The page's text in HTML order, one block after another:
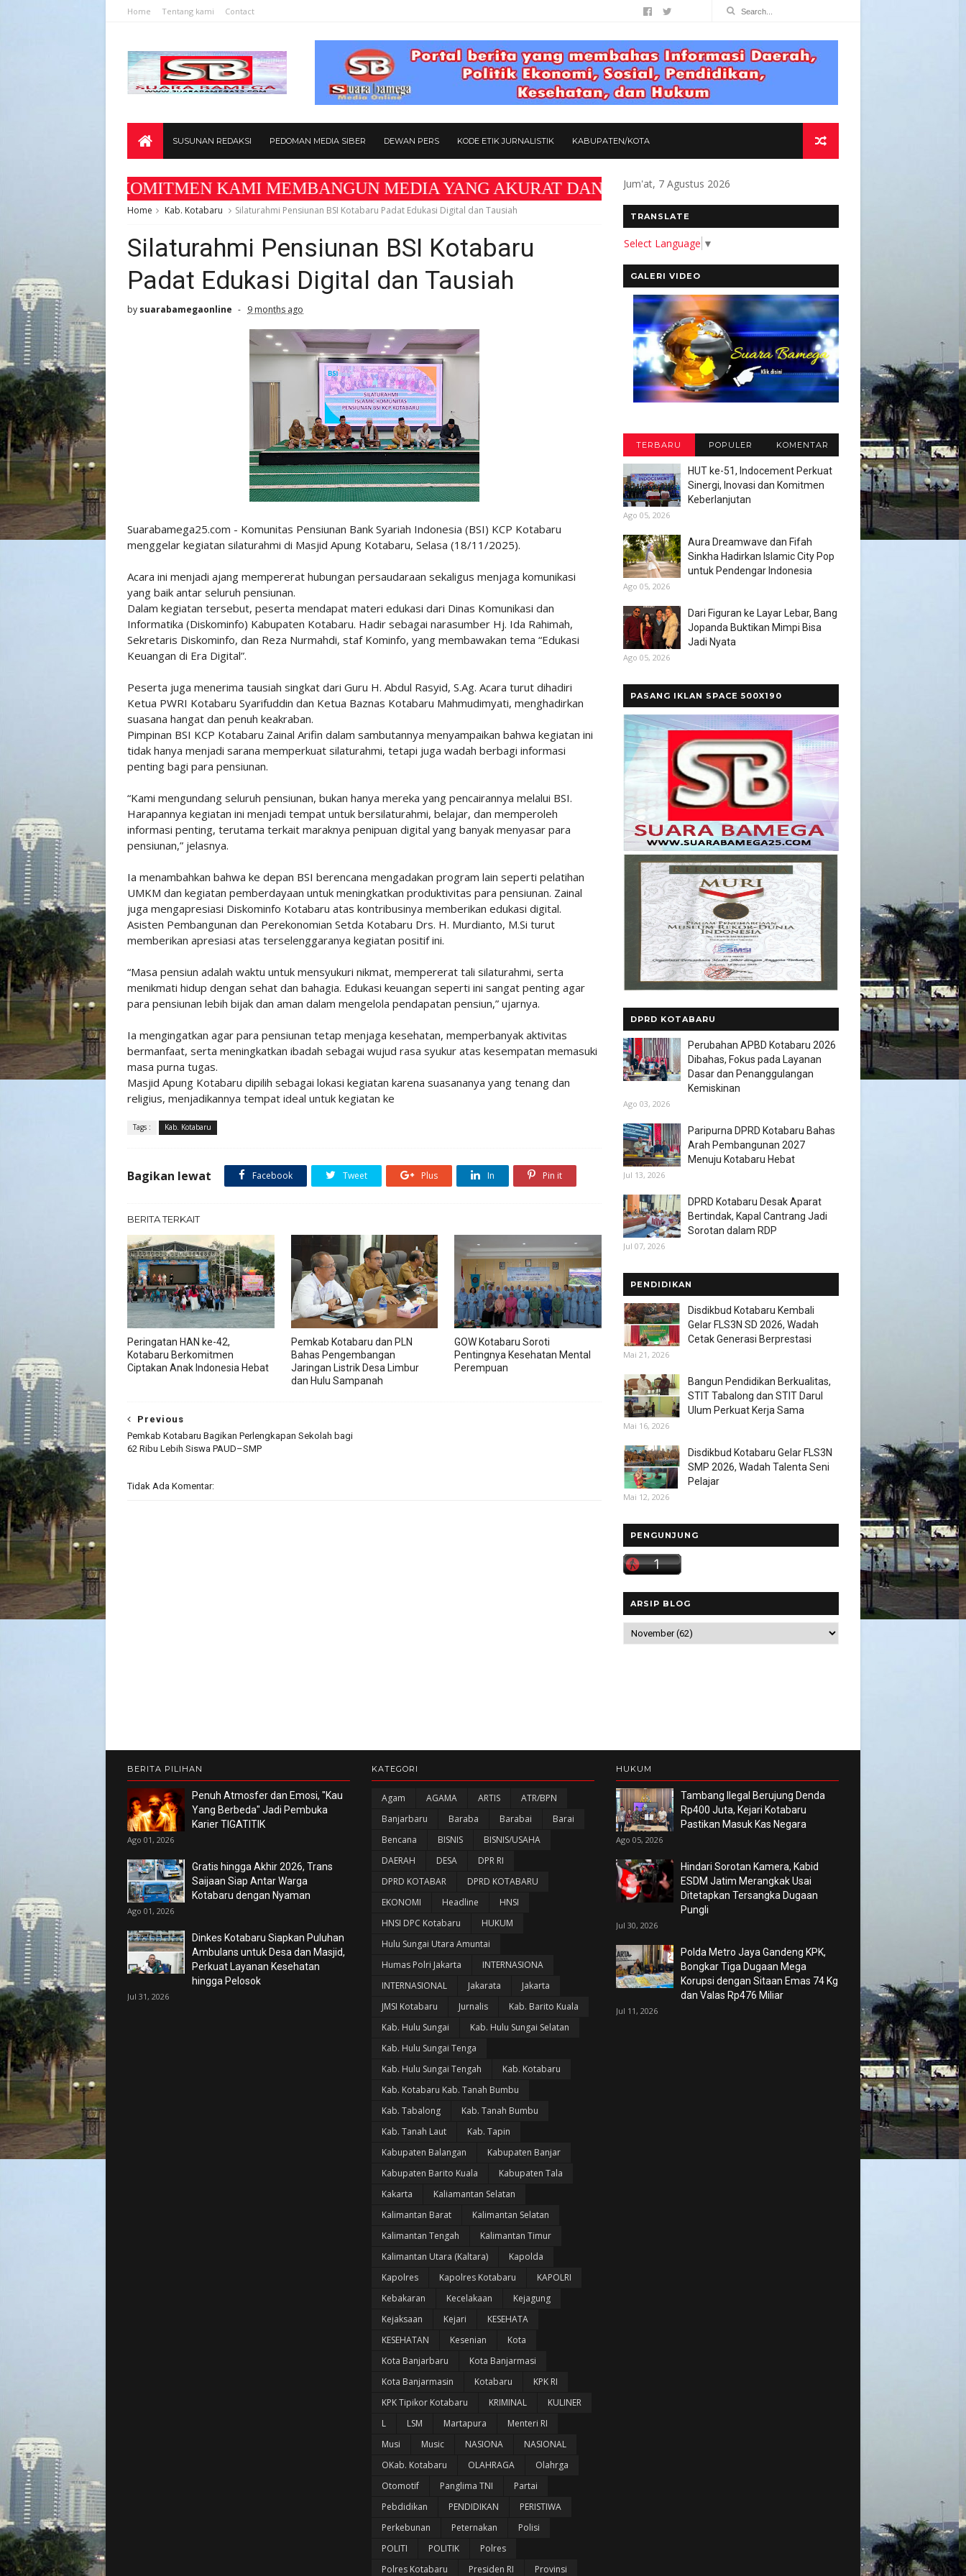
Home Tentang kami Contact
SUSUNAN REDAKSI PEDOMAN MEDIA SIBER DEWAN PERS KODE ETIK JURNALISTIK KABUPATEN/KOTA
" KOMITMEN KAMI MEMBANGUN MEDIA YANG AKURAT DAN BERMANFAAT BAGI MASYARAKAT " Alamat
Home Kab. Kotabaru Silaturahmi Pensiunan BSI Kotabaru Padat Edukasi Digital dan Tausiah
Silaturahmi Pensiunan BSI Kotabaru
Padat Edukasi Digital dan Tausiah
by suarabamegaonline 9 months ago
Suarabamega25.com - Komunitas Pensiunan Bank Syariah Indonesia (BSI) KCP Kotabaru
menggelar kegiatan silaturahmi di Masjid Apung Kotabaru, Selasa (18/11/2025).
Acara ini menjadi ajang mempererat hubungan persaudaraan sekaligus menjaga komunikasi
yang baik antar seluruh pensiunan.
Dalam kegiatan tersebut, peserta mendapat materi edukasi dari Dinas Komunikasi dan
Informatika (Diskominfo) Kabupaten Kotabaru. Hadir sebagai narasumber Hj. Ida Rahimah,
Sekretaris Diskominfo, dan Reza Nurmahdi, staf Kominfo, yang membawakan tema “Edukasi
Keuangan di Era Digital”.
Peserta juga menerima tausiah singkat dari Guru H. Abdul Rasyid, S.Ag. Acara turut dihadiri
Ketua PWRI Kotabaru Syarifuddin dan Ketua Baznas Kotabaru Mahmudimyati, menghadirkan
suasana hangat dan penuh keakraban.
Pimpinan BSI KCP Kotabaru Zainal Arifin dalam sambutannya menyampaikan bahwa kegiatan ini
tidak hanya menjadi sarana memperkuat silaturahmi, tetapi juga wadah berbagi informasi
penting bagi para pensiunan.
“Kami mengundang seluruh pensiunan, bukan hanya mereka yang pencairannya melalui BSI.
Harapannya kegiatan ini menjadi tempat untuk bersilaturahmi, belajar, dan memperoleh
informasi penting, terutama terkait maraknya penipuan digital yang banyak menyasar para
pensiunan,” jelasnya.
Ia menambahkan bahwa ke depan BSI berencana mengadakan program lain seperti pelatihan
UMKM dan kegiatan pemberdayaan untuk meningkatkan produktivitas para pensiunan. Zainal
juga mengapresiasi Diskominfo Kotabaru atas kontribusinya memberikan edukasi digital.
Asisten Pembangunan dan Perekonomian Setda Kotabaru Drs. H. Murdianto, M.Si turut
memberikan apresiasi atas terselenggaranya kegiatan positif ini.
“Masa pensiun adalah waktu untuk mensyukuri nikmat, mempererat tali silaturahmi, serta
menikmati hidup dengan sehat dan bahagia. Edukasi keuangan seperti ini sangat penting agar
para pensiunan lebih bijak dan aman dalam mengelola pendapatan pensiun,” ujarnya.
Ia mengingatkan agar para pensiunan tetap menjaga kesehatan, memperbanyak aktivitas
bermanfaat, serta meningkatkan ibadah sebagai wujud rasa syukur atas kesempatan memasuki
masa purna tugas.
Masjid Apung Kotabaru dipilih sebagai lokasi kegiatan karena suasananya yang tenang dan
religius, menjadikannya tempat ideal untuk kegiatan ke
Tags : Kab. Kotabaru
Bagikan lewat Facebook Tweet Plus In Pin it
BERITA TERKAIT
Peringatan HAN ke-42,
Kotabaru Berkomitmen
Ciptakan Anak Indonesia Hebat
Pemkab Kotabaru dan PLN
Bahas Pengembangan
Jaringan Listrik Desa Limbur
dan Hulu Sampanah
GOW Kotabaru Soroti
Pentingnya Kesehatan Mental
Perempuan
Previous
Pemkab Kotabaru Bagikan Perlengkapan Sekolah bagi
62 Ribu Lebih Siswa PAUD–SMP
Tidak Ada Komentar:
Jum'at, 7 Agustus 2026
TRANSLATE
Select Language ▼
GALERI VIDEO
TERBARU POPULER KOMENTAR
HUT ke-51, Indocement Perkuat
Sinergi, Inovasi dan Komitmen
Keberlanjutan
Ago 05, 2026
Aura Dreamwave dan Fifah
Sinkha Hadirkan Islamic City Pop
untuk Pendengar Indonesia
Ago 05, 2026
Dari Figuran ke Layar Lebar, Bang
Jopanda Buktikan Mimpi Bisa
Jadi Nyata
Ago 05, 2026
PASANG IKLAN SPACE 500X190
DPRD KOTABARU
Perubahan APBD Kotabaru 2026
Dibahas, Fokus pada Layanan
Dasar dan Penanggulangan
Kemiskinan
Ago 03, 2026
Paripurna DPRD Kotabaru Bahas
Arah Pembangunan 2027
Menuju Kotabaru Hebat
Jul 13, 2026
DPRD Kotabaru Desak Aparat
Bertindak, Kapal Cantrang Jadi
Sorotan dalam RDP
Jul 07, 2026
PENDIDIKAN
Disdikbud Kotabaru Kembali
Gelar FLS3N SD 2026, Wadah
Cetak Generasi Berprestasi
Mai 21, 2026
Bangun Pendidikan Berkualitas,
STIT Tabalong dan STIT Darul
Ulum Perkuat Kerja Sama
Mai 16, 2026
Disdikbud Kotabaru Gelar FLS3N
SMP 2026, Wadah Talenta Seni
Pelajar
Mai 12, 2026
PENGUNJUNG
ARSIP BLOG
BERITA PILIHAN
Penuh Atmosfer dan Emosi, "Kau
Yang Berbeda" Jadi Pembuka
Karier TIGATITIK
Ago 01, 2026
Gratis hingga Akhir 2026, Trans
Saijaan Siap Antar Warga
Kotabaru dengan Nyaman
Ago 01, 2026
Dinkes Kotabaru Siapkan Puluhan
Ambulans untuk Desa dan Masjid,
Perkuat Layanan Kesehatan
hingga Pelosok
Jul 31, 2026
KATEGORI
Agam AGAMA ARTIS
ATR/BPN
Banjarbaru
Baraba Barabai
Barai
Bencana
BISNIS
BISNIS/USAHA
DAERAH
DESA
DPR RI
DPRD KOTABAR
DPRD KOTABARU
EKONOMI
Headline
HNSI
HNSI DPC Kotabaru
HUKUM
Hulu Sungai Utara Amuntai
Humas Polri Jakarta
INTERNASIONA
INTERNASIONAL
Jakarata
Jakarta
JMSI Kotabaru
Jurnalis
Kab. Barito Kuala
Kab. Hulu Sungai
Kab. Hulu Sungai Selatan
Kab. Hulu Sungai Tenga
Kab. Hulu Sungai Tengah
Kab. Kotabaru
Kab. Kotabaru Kab. Tanah Bumbu
Kab. Tabalong
Kab. Tanah Bumbu
Kab. Tanah Laut
Kab. Tapin
Kabupaten Balangan
Kabupaten Banjar
Kabupaten Barito Kuala
Kabupaten Tala
Kakarta
Kaliamantan Selatan
Kalimantan Barat
Kalimantan Selatan
Kalimantan Tengah
Kalimantan Timur
Kalimantan Utara (Kaltara)
Kapolda
Kapolres
Kapolres Kotabaru
KAPOLRI
Kebakaran
Kecelakaan
Kejagung
Kejaksaan
Kejari
KESEHATA
KESEHATAN
Kesenian
Kota
Kota Banjarbaru
Kota Banjarmasi
Kota Banjarmasin
Kotabaru
KPK RI
KPK Tipikor Kotabaru
KRIMINAL
KULINER
L
LSM Martapura
Menteri RI
Musi
Music NASIONA
NASIONAL
OKab. Kotabaru
OLAHRAGA
Olahrga
Otomotif
Panglima TNI
Partai
Pebdidikan
PENDIDIKAN
PERISTIWA
Perkebunan
Peternakan
Polisi
POLITI
POLITIK
Polres
Polres Kotabaru
Presiden RI Provinsi
HUKUM
Tambang Ilegal Berujung Denda
Rp400 Juta, Kejari Kotabaru
Pastikan Masuk Kas Negara
Ago 05, 2026
Hindari Sorotan Kamera, Kabid
ESDM Jatim Merangkak Usai
Ditetapkan Tersangka Dugaan
Pungli
Jul 30, 2026
Polda Metro Jaya Gandeng KPK,
Bongkar Tiga Dugaan Mega
Korupsi dengan Sitaan Emas 74 Kg
dan Valas Rp476 Miliar
Jul 11, 2026